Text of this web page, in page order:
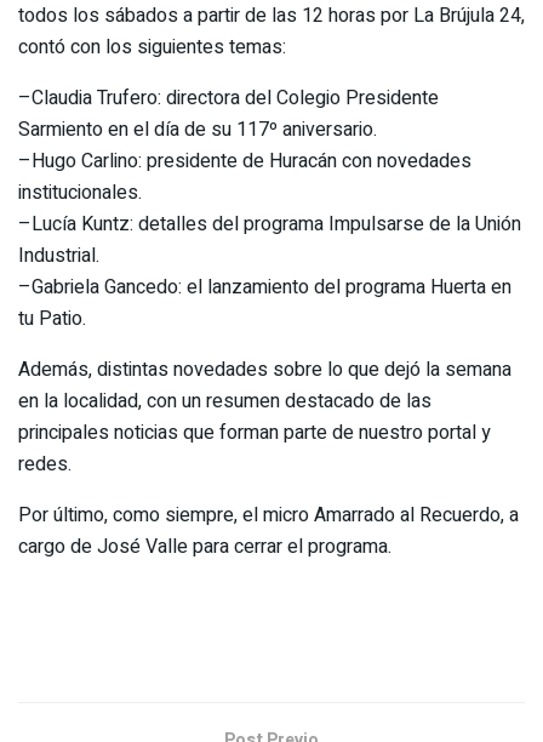
todos los sábados a partir de las 12 horas por La Brújula 24,
contó con los siguientes temas:
–Claudia Trufero: directora del Colegio Presidente
Sarmiento en el día de su 117º aniversario.
–Hugo Carlino: presidente de Huracán con novedades
institucionales.
–Lucía Kuntz: detalles del programa Impulsarse de la Unión
Industrial.
–Gabriela Gancedo: el lanzamiento del programa Huerta en
tu Patio.
Además, distintas novedades sobre lo que dejó la semana
en la localidad, con un resumen destacado de las
principales noticias que forman parte de nuestro portal y
redes.
Por último, como siempre, el micro Amarrado al Recuerdo, a
cargo de José Valle para cerrar el programa.